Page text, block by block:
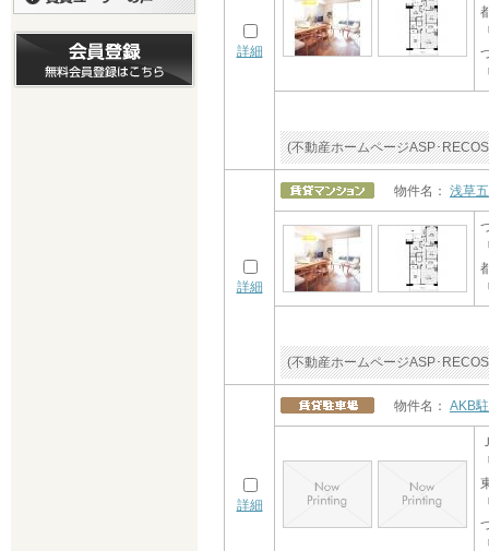
詳細
(不動産ホームページASP･
詳細
物件名： 浅草
(不動産ホームページASP･
詳細
物件名： AKB